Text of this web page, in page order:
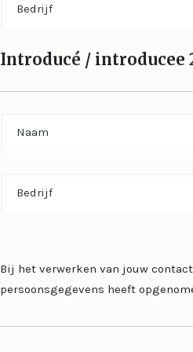
Introducé / introducee
Bij het verwerken van jouw
persoonsgegevens heeft